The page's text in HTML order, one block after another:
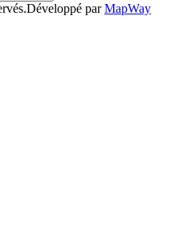
Développé parMapWay